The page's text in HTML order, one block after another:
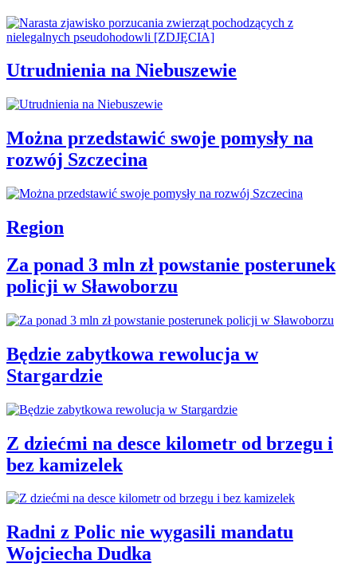
Utrudnienia na Niebuszewie
Można przedstawić swoje pomysły na
rozwój Szczecina
Region
Za ponad 3 mln zł powstanie posterunek
policji w Sławoborzu
Będzie zabytkowa rewolucja w
Stargardzie
Z dziećmi na desce kilometr od brzegu i
bez kamizelek
Radni z Polic nie wygasili mandatu
Wojciecha Dudka